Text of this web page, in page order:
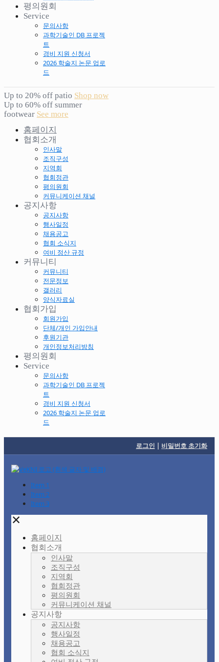
평의원회
Service
문의사항
과학기술인 DB 프로젝
트
경비 지원 신청서
2026 학술지 논문 업로
드
Up to 20% off patio Shop now
Up to 60% off summer
footwear See more
홈페이지
협회소개
인사말
조직구성
지역회
협회정관
평의원회
커뮤니케이션 채널
공지사항
공지사항
행사일정
채용공고
협회 소식지
여비 정산 규정
커뮤니티
커뮤니티
전문정보
갤러리
양식자료실
협회가입
회원가입
단체/개인 가입안내
후원기관
개인정보처리방침
평의원회
Service
문의사항
과학기술인 DB 프로젝
트
경비 지원 신청서
2026 학술지 논문 업로
드
로그인 | 비밀번호 초기화
Item 1
Item 2
Item 3
✕
홈페이지
협회소개
인사말
조직구성
지역회
협회정관
평의원회
커뮤니케이션 채널
공지사항
공지사항
행사일정
채용공고
협회 소식지